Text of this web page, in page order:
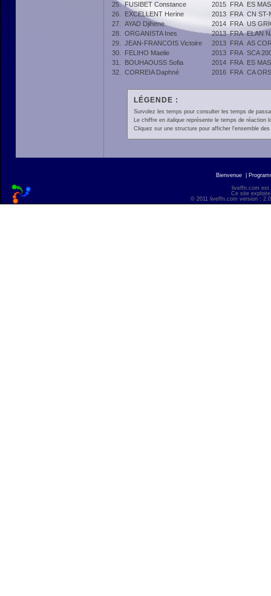
25. FUSIBET Constance 2015 FRA ES
26.
EXCELLENT Herine 2013 FRA CN ST-
27.
AYAD Djihene 2014 FRA US
28.
ORGANISTA Ines 2013 FRA ELAN
29.
JEAN-FRANCOIS Victoire 2013 FRA AS
30.
FELIHO Maelie 2013 FRA SCA
31.
BOUHAOUSS Sofia 2014 FRA ES
32.
CORREIA Daphné 2016 FRA CA
LÉGENDE :
Survolez les temps pour consulter les temps de
Le chiffre en italiquereprésente le temps de réaction
Cliquez sur une structure pour afficher l'ensemble
Bienvenue
liveffn.com est
Ce site
© 2011 liveffn.com version :